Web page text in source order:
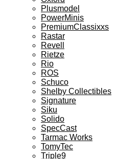
Plusmodel
PowerMinis
PremiumClassixxs
Rastar
Revell
Rietze
Rio
ROS
Schuco
Shelby Collectibles
Signature
Siku
Solido
SpecCast
Tarmac Works
TomyTec
Triple9